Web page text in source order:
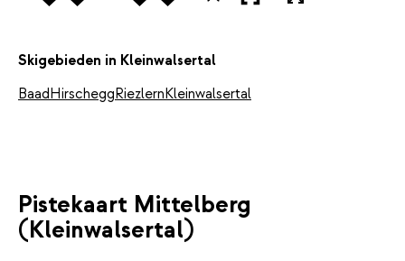
Skigebieden in Kleinwalsertal
BaadHirscheggRiezlernKleinwalsertal
Pistekaart Mittelberg
(Kleinwalsertal)